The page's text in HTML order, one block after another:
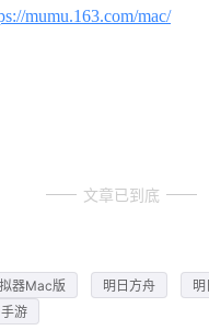
mumu.163.com/mac/
文章已到底
器Mac版 明日方舟
游